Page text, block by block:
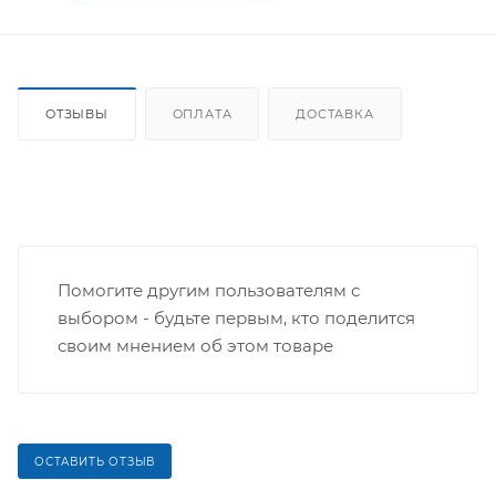
ОТЗЫВЫ ОПЛАТА ДОСТАВКА
Помогите другим пользователям с
выбором - будьте первым, кто поделится
своим мнением об этом товаре
ОСТАВИТЬ ОТЗЫВ